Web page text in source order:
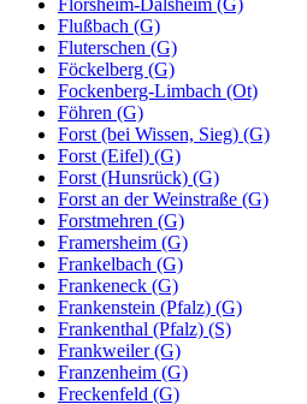
Flußbach (G)
Fluterschen (G)
Föckelberg (G)
Fockenberg-Limbach (Ot)
Föhren (G)
Forst (bei Wissen, Sieg) (G)
Forst (Eifel) (G)
Forst (Hunsrück) (G)
Forst an der Weinstraße (G)
Forstmehren (G)
Framersheim (G)
Frankelbach (G)
Frankeneck (G)
Frankenstein (Pfalz) (G)
Frankenthal (Pfalz) (S)
Frankweiler (G)
Franzenheim (G)
Freckenfeld (G)